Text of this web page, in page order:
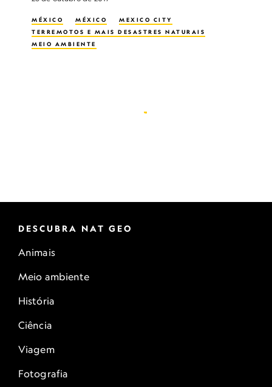
MÉXICO MÉXICO
MEXICO CITY
TERREMOTOS E MAIS DESASTRES NATURAIS
MEIO AMBIENTE
DESCUBRA NAT GEO
Animais
Meio ambiente
História
Ciência
Viagem
Fotografia